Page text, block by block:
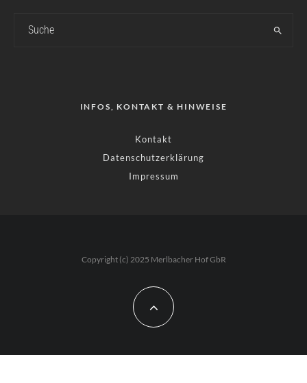
INFOS, KONTAKT & HINWEISE
Kontakt
Datenschutzerklärung
Impressum
Copyright (c) 2025 Merlbacher Hof GbR